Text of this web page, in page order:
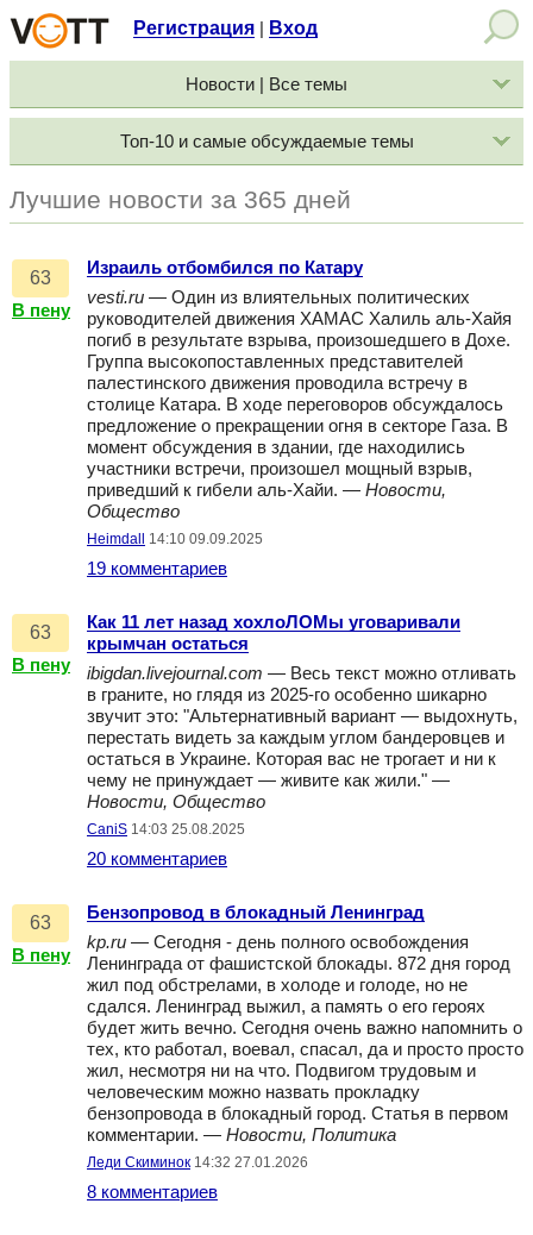
Регистрация Вход
Новости | Все темы
Топ-10 и самые обсуждаемые темы
Лучшие новости за 365 дней
63
В пену
Израиль отбомбился по Катару
vesti.ru — Один из влиятельных политических
руководителей движения ХАМАС Халиль аль-Хайя
погиб в результате взрыва, произошедшего в Дохе.
Группа высокопоставленных представителей
палестинского движения проводила встречу в
столице Катара. В ходе переговоров обсуждалось
предложение о прекращении огня в секторе Газа. В
момент обсуждения в здании, где находились
участники встречи, произошел мощный взрыв,
приведший к гибели аль-Хайи. — Новости,
Общество
Heimdall 14:10 09.09.2025
19 комментариев
63
В пену
Как 11 лет назад хохлоЛОМы уговаривали
крымчан остаться
ibigdan.livejournal.com — Весь текст можно отливать
в граните, но глядя из 2025-го особенно шикарно
звучит это: "Альтернативный вариант — выдохнуть,
перестать видеть за каждым углом бандеровцев и
остаться в Украине. Которая вас не трогает и ни к
чему не принуждает — живите как жили." —
Новости, Общество
CaniS 14:03 25.08.2025
20 комментариев
63
В пену
Бензопровод в блокадный Ленинград
kp.ru — Сегодня - день полного освобождения
Ленинграда от фашистской блокады. 872 дня город
жил под обстрелами, в холоде и голоде, но не
сдался. Ленинград выжил, а память о его героях
будет жить вечно. Сегодня очень важно напомнить о
тех, кто работал, воевал, спасал, да и просто просто
жил, несмотря ни на что. Подвигом трудовым и
человеческим можно назвать прокладку
бензопровода в блокадный город. Статья в первом
комментарии. — Новости, Политика
Леди Скиминок 14:32 27.01.2026
8 комментариев